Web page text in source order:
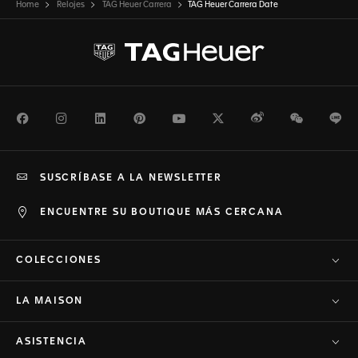
Home Relojes TAG Heuer Carrera TAG Heuer Carrera Date
FacebookInstagramLinkedInPinterestYoutubeTwitterWeiboWeChat
ENCUENTRE SU BOUTIQUE MÁS CERCANA
SUSCRÍBASE A LA NEWSLETTER
COLECCIONES
LA MAISON
ASISTENCIA